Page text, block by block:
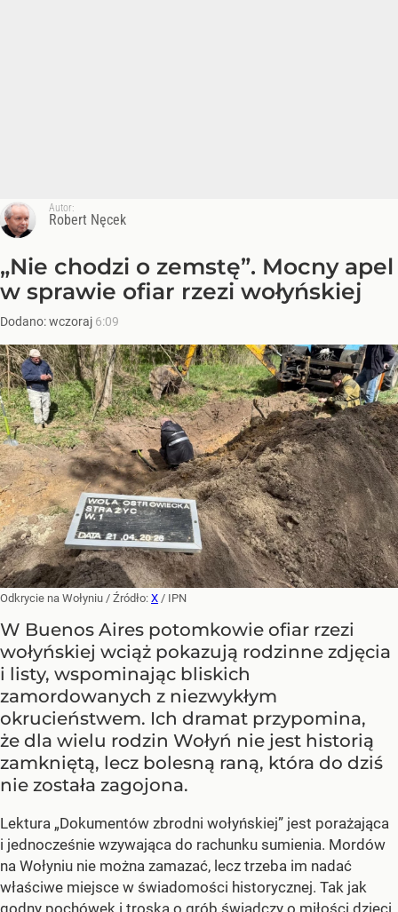
Autor:
Robert Nęcek
„Nie chodzi o zemstę”. Mocny apel
w sprawie ofiar rzezi wołyńskiej
Dodano:wczoraj 6:09
Odkrycie na Wołyniu / Źródło: X / IPN
W Buenos Aires potomkowie ofiar rzezi
wołyńskiej wciąż pokazują rodzinne zdjęcia
i listy, wspominając bliskich
zamordowanych z niezwykłym
okrucieństwem. Ich dramat przypomina,
że dla wielu rodzin Wołyń nie jest historią
zamkniętą, lecz bolesną raną, która do dziś
nie została zagojona.
Lektura „Dokumentów zbrodni wołyńskiej” jest porażająca
i jednocześnie wzywająca do rachunku sumienia. Mordów
na Wołyniu nie można zamazać, lecz trzeba im nadać
właściwe miejsce w świadomości historycznej. Tak jak